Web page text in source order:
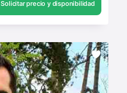
Solicitar precio y disponibilidad